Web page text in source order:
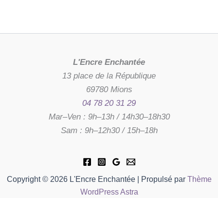
L'Encre Enchantée
13 place de la République
69780 Mions
04 78 20 31 29
Mar–Ven : 9h–13h / 14h30–18h30
Sam : 9h–12h30 / 15h–18h
Copyright © 2026 L'Encre Enchantée | Propulsé par Thème
WordPress Astra